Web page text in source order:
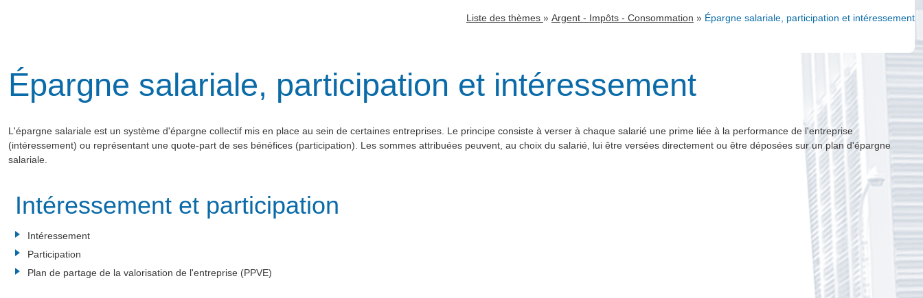
Liste des thèmes » Argent - Impôts - Consommation » Épargne salariale, participation et intéressement
Épargne salariale, participation et intéressement
L'épargne salariale est un système d'épargne collectif mis en place au sein de certaines entreprises. Le principe consiste à verser à chaque salarié une prime liée à la performance de l'entreprise
(intéressement) ou représentant une quote-part de ses bénéfices (participation). Les sommes attribuées peuvent, au choix du salarié, lui être versées directement ou être déposées sur un plan d'épargne
salariale.
Intéressement et participation
Intéressement
Participation
Plan de partage de la valorisation de l'entreprise (PPVE)